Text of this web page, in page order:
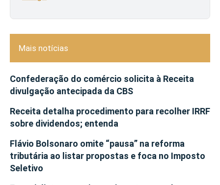
Mais notícias
Confederação do comércio solicita à Receita
divulgação antecipada da CBS
Receita detalha procedimento para recolher IRRF
sobre dividendos; entenda
Flávio Bolsonaro omite “pausa” na reforma
tributária ao listar propostas e foca no Imposto
Seletivo